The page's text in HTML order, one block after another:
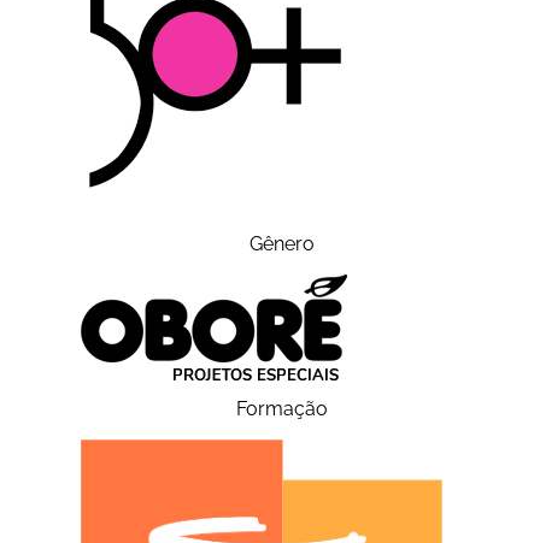
Gênero
Formação